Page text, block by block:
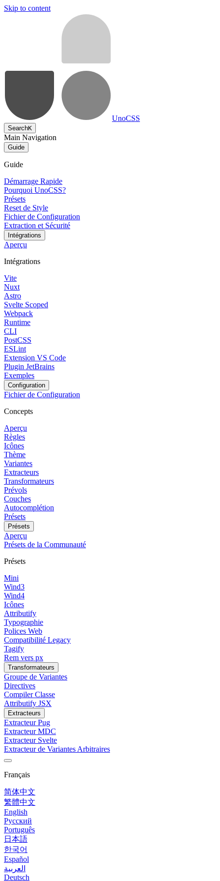
Skip to content
UnoCSS
SearchK
Main Navigation
Guide
Guide
Démarrage Rapide
Pourquoi UnoCSS?
Présets
Reset de Style
Fichier de Configuration
Extraction et Sécurité
Intégrations
Aperçu
Intégrations
Vite
Nuxt
Astro
Svelte Scoped
Webpack
Runtime
CLI
PostCSS
ESLint
Extension VS Code
Plugin JetBrains
Exemples
Configuration
Fichier de Configuration
Concepts
Aperçu
Règles
Icônes
Thème
Variantes
Extracteurs
Transformateurs
Prévols
Couches
Autocomplétion
Présets
Présets
Aperçu
Présets de la Communauté
Présets
Mini
Wind3
Wind4
Icônes
Attributify
Typographie
Polices Web
Compatibilité Legacy
Tagify
Rem vers px
Transformateurs
Groupe de Variantes
Directives
Compiler Classe
Attributify JSX
Extracteurs
Extracteur Pug
Extracteur MDC
Extracteur Svelte
Extracteur de Variantes Arbitraires
Français
简体中文
繁體中文
English
Русский
Português
日本語
한국어
Español
العربية
Deutsch